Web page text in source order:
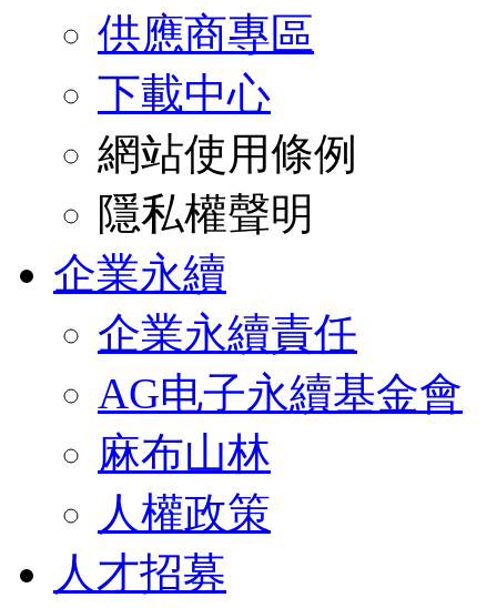
供應商專區
下載中心
網站使用條例
隱私權聲明
企業永續
企業永續責任
AG电子永續基金會
麻布山林
人權政策
人才招募